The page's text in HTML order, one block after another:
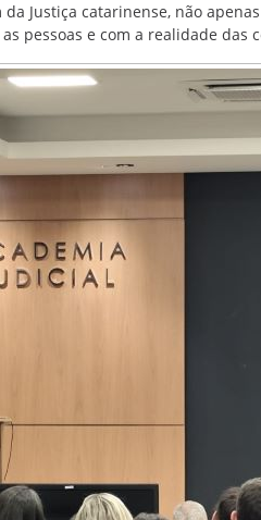
Justiça catarinense, não
pessoas e com a realidade das